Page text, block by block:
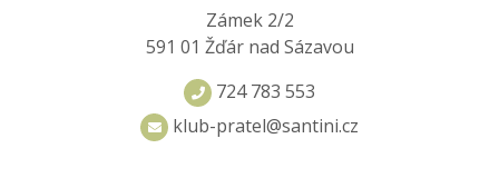
Zámek 2/2
591 01 Žďár nad Sázavou
724 783 553
klub-pratel@santini.cz